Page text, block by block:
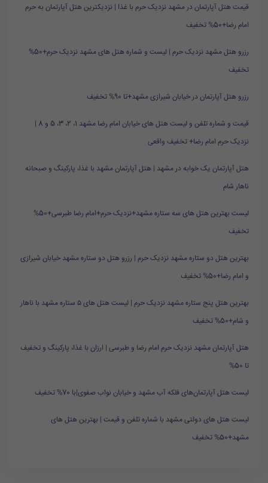
قیمت هتل آپارتمان در مشهد نزدیک حرم با غذا | نزدیکترین هتل آپارتمان به حرم
امام رضا+50% تخفیف
رزرو هتل مشهد نزدیک حرم | لیست و شماره هتل های مشهد نزدیک حرم+50%
تخفیف
رزرو هتل آپارتمان در خیابان شیرازی مشهد+تا 90% تخفیف
قیمت و شماره تلفن و لیست هتل های خیابان امام رضا مشهد 1، 2، 3، 5 و 8 |
نزدیک حرم امام رضا+ تخفیف واقعی
هتل آپارتمان یک خوابه در مشهد | هتل آپارتمان مشهد با غذا، پارکینگ و صبحانه
ناهار شام
لیست بهترین هتل های سه ستاره مشهد+نزدیک حرم+امام رضا طبرسی+50%
تخفیف
بهترین هتل دو ستاره مشهد نزدیک حرم | رزرو هتل دو ستاره مشهد خیابان شیرازی
و امام رضا+50% تخفیف
بهترین هتل پنج ستاره مشهد نزدیک حرم | لیست هتل های ۵ ستاره مشهد با ناهار
و شام+50% تخفیف
هتل آپارتمان مشهد نزدیک حرم امام رضا و طبرسی | ارزان با غذا، پارکینگ و تخفیف
تا 50%
لیست هتل آپارتمان‌های فلکه آب مشهد و خیابان نواب صفوی|با 70% تخفیف
لیست هتل های دولتی مشهد با شماره تلفن و قیمت | بهترین هتل های
مشهد+50% تخفیف